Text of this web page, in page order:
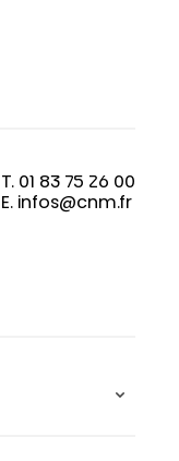
T. 01 83 75 26 00
E. infos@cnm.fr